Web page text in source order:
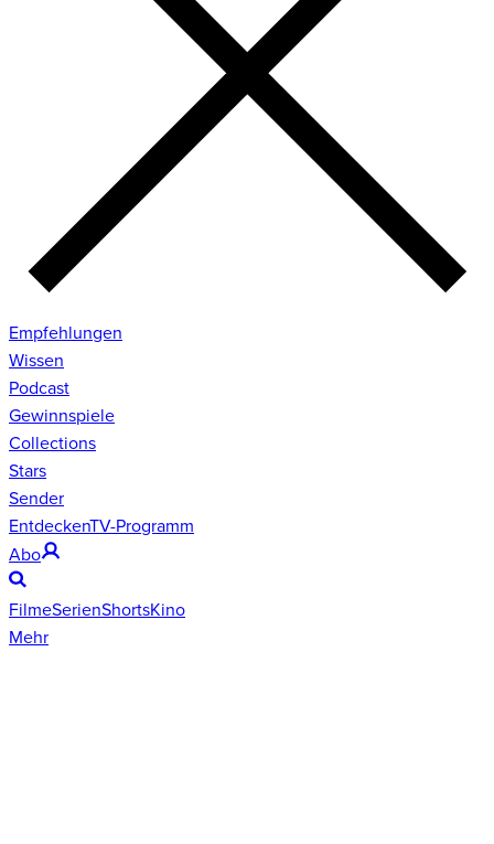
Empfehlungen
Wissen
Podcast
Gewinnspiele
Collections
Stars
Sender
EntdeckenTV-Programm
Abo
FilmeSerienShortsKino
Mehr